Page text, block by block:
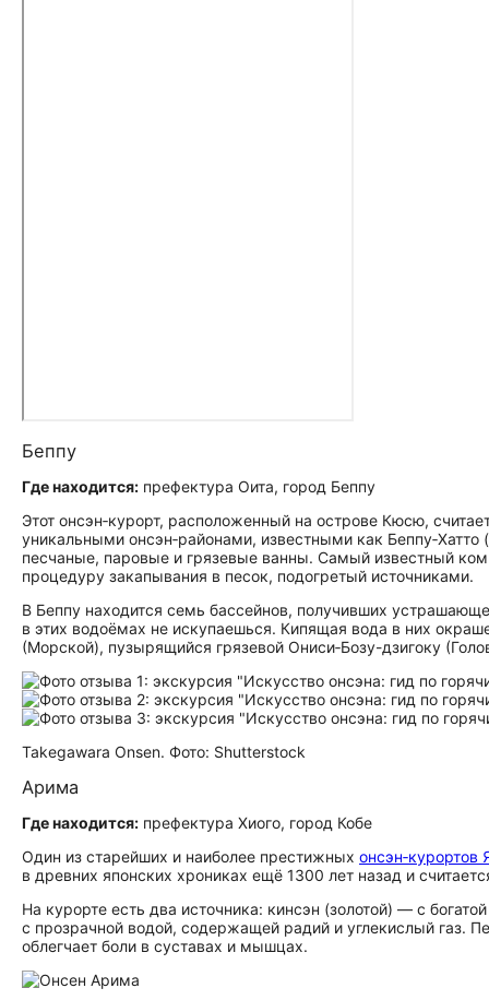
Беппу
Где находится: префектура Оита, город Беппу
Этот онсэн‑курорт, расположенный на острове Кюсю,
уникальными онсэн‑районами, известными как
песчаные, паровые и грязевые ванны. Самый известный
процедуру закапывания в песок, подогретый источниками.
В Беппу находится семь бассейнов, получивших
в этих водоёмах не искупаешься. Кипящая вода в них
(Морской), пузырящийся грязевой Ониси‑Бозу-дзигоку
Takegawara Onsen. Фото: Shutterstock
Арима
Где находится: префектура Хиого, город Кобе
Один из старейших и наиболее престижных онсэн‑курортов
в древних японских хрониках ещё 1300 лет назад и
На курорте есть два источника: кинсэн (золотой) — с
с прозрачной водой, содержащей радий и углекислый газ.
облегчает боли в суставах и мышцах.